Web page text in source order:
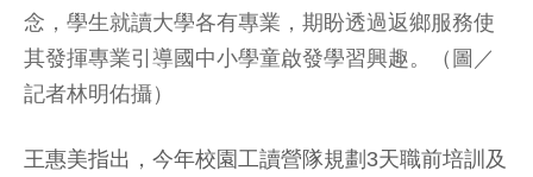
念，學生就讀大學各有專業，期盼透過返鄉服務使
其發揮專業引導國中小學童啟發學習興趣。（圖／
記者林明佑攝）
王惠美指出，今年校園工讀營隊規劃3天職前培訓及